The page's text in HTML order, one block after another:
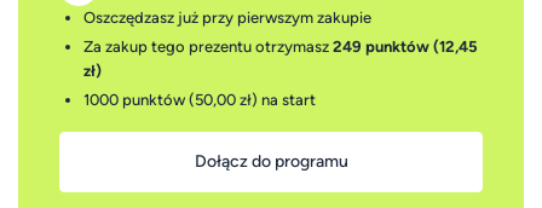
Oszczędzasz już przy pierwszym zakupie
Za zakup tego prezentu otrzymasz 249 punktów (12,45
zł)
1000 punktów (50,00 zł) na start
Dołącz do programu